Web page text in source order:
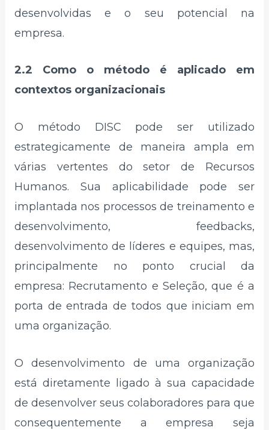
desenvolvidas e o seu potencial na
empresa.
2.2 Como o método é aplicado em
contextos organizacionais
O método DISC pode ser utilizado
estrategicamente de maneira ampla em
várias vertentes do setor de Recursos
Humanos. Sua aplicabilidade pode ser
implantada nos processos de treinamento e
desenvolvimento, feedbacks,
desenvolvimento de líderes e equipes, mas,
principalmente no ponto crucial da
empresa: Recrutamento e Seleção, que é a
porta de entrada de todos que iniciam em
uma organização.
O desenvolvimento de uma organização
está diretamente ligado à sua capacidade
de desenvolver seus colaboradores para que
consequentemente a empresa seja